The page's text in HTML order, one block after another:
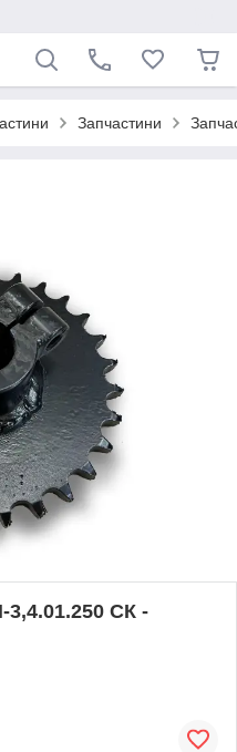
Запчастини
СК -